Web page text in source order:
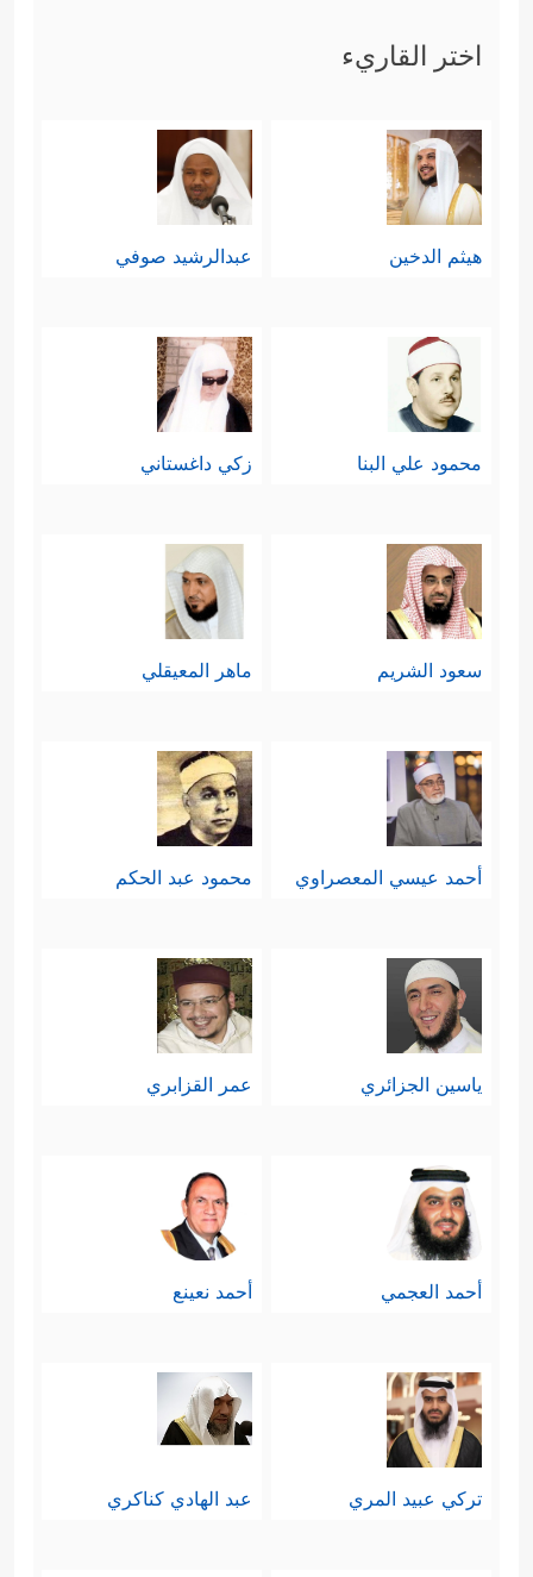
اختر القاريء
هيثم الدخين عبدالرشيد صوفي
محمود علي البنا زكي داغستاني
سعود الشريم ماهر المعيقلي
أحمد عيسي المعصراوي محمود عبد الحكم
ياسين الجزائري عمر القزابري
أحمد العجمي أحمد نعينع
تركي عبيد المري عبد الهادي كناكري